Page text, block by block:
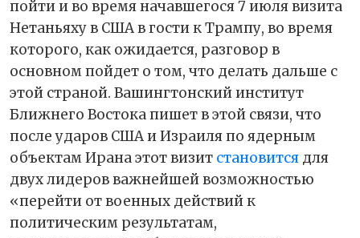
пойти и во время начавшегося 7 июля визита
Нетаньяху в США в гости к Трампу, во время
которого, как ожидается, разговор в
основном пойдет о том, что делать дальше с
этой страной. Вашингтонский институт
Ближнего Востока пишет в этой связи, что
после ударов США и Израиля по ядерным
объектам Ирана этот визит становится для
двух лидеров важнейшей возможностью
«перейти от военных действий к
политическим результатам,